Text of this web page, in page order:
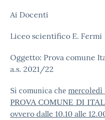
Ai Docenti
Liceo scientifico E. Fermi
Oggetto: Prova comune
a.s. 2021/22
Si comunica che mercoledì
PROVA COMUNE DI
ovvero dalle 10.10 alle